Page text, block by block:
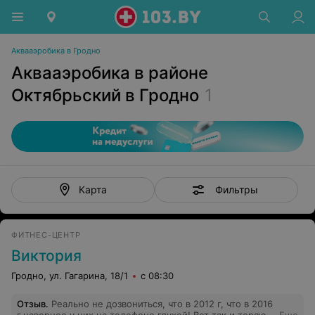
Аквааэробика в Гродно
Аквааэробика в районе
Октябрьский в Гродно 1
Карта Фильтры
ФИТНЕС-ЦЕНТР
Виктория
Гродно, ул. Гагарина, 18/1 с 08:30
Отзыв. Реально не дозвониться, что в 2012 г, что в 2016